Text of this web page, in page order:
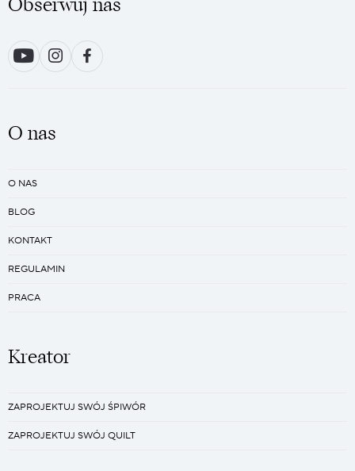
O nas
O NAS
BLOG
KONTAKT
REGULAMIN
PRACA
Kreator
ZAPROJEKTUJ SWÓJ ŚPIWÓR
ZAPROJEKTUJ SWÓJ QUILT